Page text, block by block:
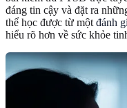
đáng tin cậy và đặt ra
thể học được từ một đánh
hiểu rõ hơn về sức khỏe